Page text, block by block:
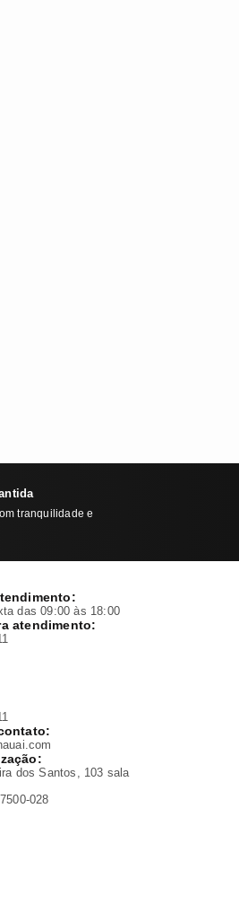
tranquilidade e
das 09:00 às 18:00
atendimento:
dos Santos, 103 sala
028